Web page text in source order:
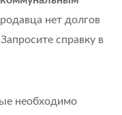
нет долгов
справку в
необходимо